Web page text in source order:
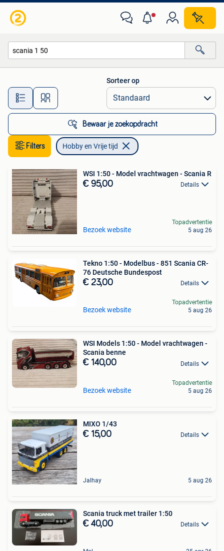
Alle afstanden…
Sorteer op
Bewaar je zoekopdracht
Filters Hobby en Vrije tijd
WSI 1:50 - Model vrachtwagen - Scania R
€ 95,00 Details
Bezoek website
Topadvertentie
5 aug 26
Tekno 1:50 - Modelbus - 851 Scania CR-
76 Deutsche Bundespost
€ 23,00 Details
Bezoek website
Topadvertentie
5 aug 26
WSI Models 1:50 - Model vrachtwagen -
Scania benne
€ 140,00 Details
Bezoek website
Topadvertentie
5 aug 26
MIXO 1/43
€ 15,00 Details
Jalhay 5 aug 26
Scania truck met trailer 1:50
€ 40,00 Details